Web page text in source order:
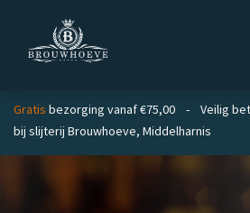
Gratis bezorging vanaf €75,00 - Veilig
bij slijterij Brouwhoeve, Middelharnis